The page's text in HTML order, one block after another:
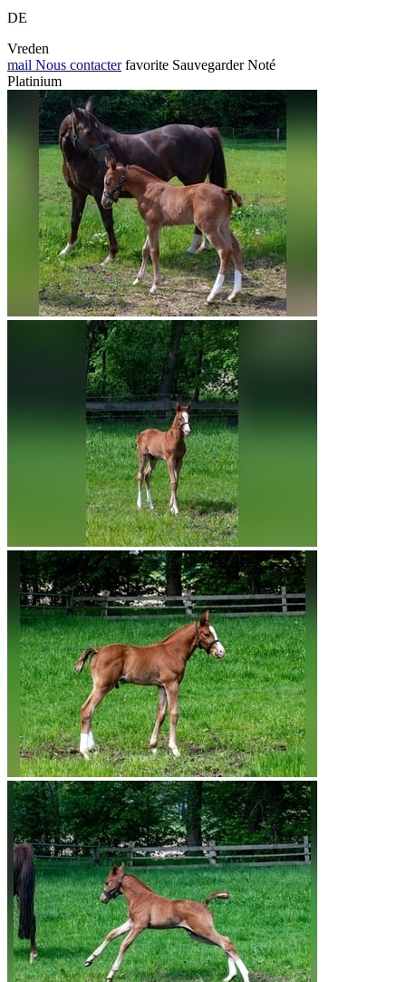
DE
Vreden
mail Nous contacter favorite Sauvegarder Noté
Platinium